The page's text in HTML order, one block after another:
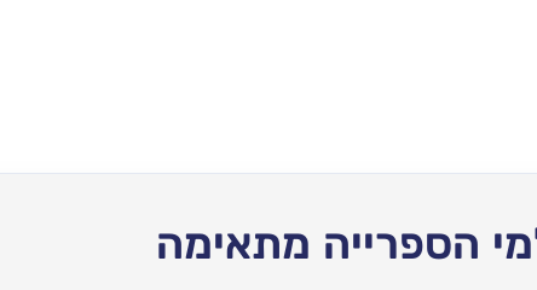
הספרייה מתאימה